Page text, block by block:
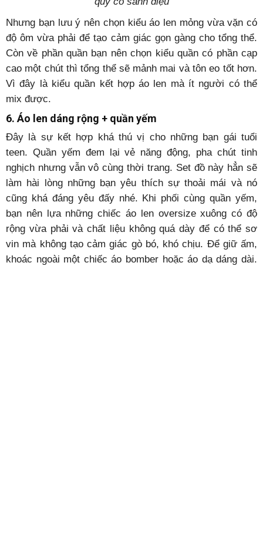
Nhưng bạn lưu ý nên chọn kiểu áo len mỏng vừa vặn có
độ ôm vừa phải để tạo cảm giác gọn gàng cho tổng thể.
Còn về phần quần bạn nên chọn kiểu quần có phần cạp
cao một chút thì tổng thể sẽ mảnh mai và tôn eo tốt hơn.
Vì đây là kiểu quần kết hợp áo len mà ít người có thể
mix được.
6. Áo len dáng rộng + quần yếm
Đây là sự kết hợp khá thú vị cho những bạn gái tuổi
teen. Quần yếm đem lại vẻ năng động, pha chút tinh
nghịch nhưng vẫn vô cùng thời trang. Set đồ này hẳn sẽ
làm hài lòng những bạn yêu thích sự thoải mái và nó
cũng khá đáng yêu đấy nhé. Khi phối cùng quần yếm,
bạn nên lựa những chiếc áo len oversize xuông có độ
rộng vừa phải và chất liệu không quá dày để có thể sơ
vin mà không tạo cảm giác gò bó, khó chịu. Để giữ ấm,
khoác ngoài một chiếc áo bomber hoặc áo dạ dáng dài.